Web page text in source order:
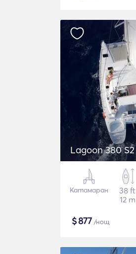
Lagoon 380 S2
Катамаран
38 ft
12 m
$877 /нощ